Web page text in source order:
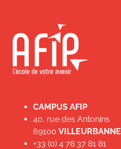
CAMPUS AFIP
40, rue des Antonins
69100 VILLEURBANNE
+33 (0) 4 78 37 81 81